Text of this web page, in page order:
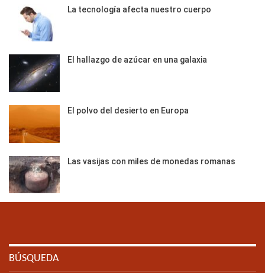
La tecnología afecta nuestro cuerpo
El hallazgo de azúcar en una galaxia
El polvo del desierto en Europa
Las vasijas con miles de monedas romanas
BÚSQUEDA